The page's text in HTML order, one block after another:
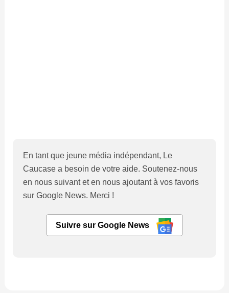
En tant que jeune média indépendant, Le
Caucase a besoin de votre aide. Soutenez-nous
en nous suivant et en nous ajoutant à vos favoris
sur Google News. Merci !
Suivre sur Google News